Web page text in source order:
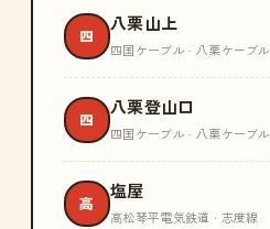
四
八栗山上
四国ケーブル · 八栗ケーブル
四
八栗登山口
四国ケーブル · 八栗ケーブル
高
塩屋
高松琴平電気鉄道 · 志度線